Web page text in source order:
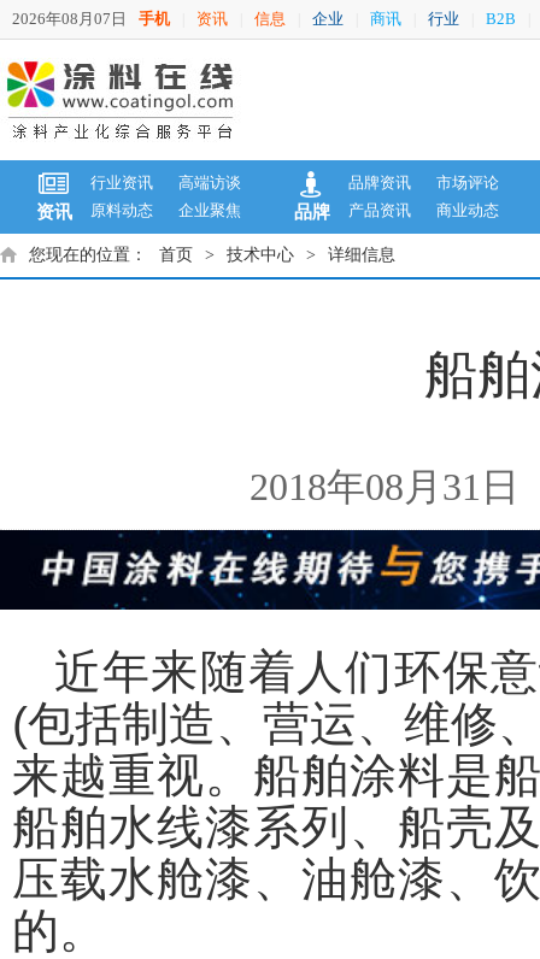
2026年08月07日 手机 资讯 信息 企业 商讯 行业 B2B
资讯
行业资讯
高端访谈
原料动态
企业聚焦 品牌
品牌资讯
市场评论
产品资讯
商业动态
您现在的位置： 首页 > 技术中心 > 详细信息
船
2018年08月31
近年来随着人们环保
(包括制造、营运、维修
来越重视。船舶涂料是
船舶水线漆系列、船壳
压载水舱漆、油舱漆、
的。